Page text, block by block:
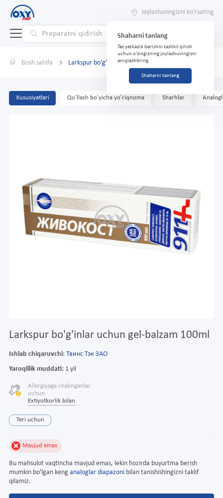
Joylashuvingizni ko'rsating
Shaharni tanlang
Tez yetkazib berishni tashkil qilish
uchun o'zingizning joylashuvingizni
aniqlashtiring
Shaharni tanlang
Bosh sahifa Larkspur bo'g'inlar uchun gel-balzam 100ml
Xususiyatlari Qo'llash bo'yicha yo'riqnoma Sharhlar
Larkspur bo'g'inlar uchun gel-balzam 100ml
Ishlab chiqaruvchi: Твинс Тэк ЗАО
Yaroqlilik muddati: 1 yil
Allergiyaga chalinganlar
uchun
Extiyotkorlik bilan
Teri uchun
Mavjud emas
Bu mahsulot vaqtincha mavjud emas, lekin hozirda buyurtma berish
mumkin bo'lgan keng analoglar diapazoni bilan tanishishingizni taklif
qilamiz.